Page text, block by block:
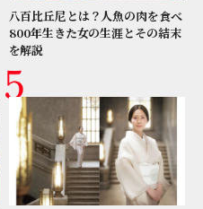
八百比丘尼とは？人魚の肉を食べ
800年生きた女の生涯とその結末
を解説